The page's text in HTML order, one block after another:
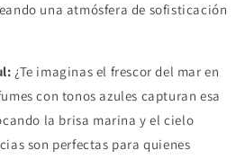
una atmósfera de sofisticación
¿Te imaginas el frescor del mar en
con tonos azules capturan esa
la brisa marina y el cielo
son perfectas para quienes